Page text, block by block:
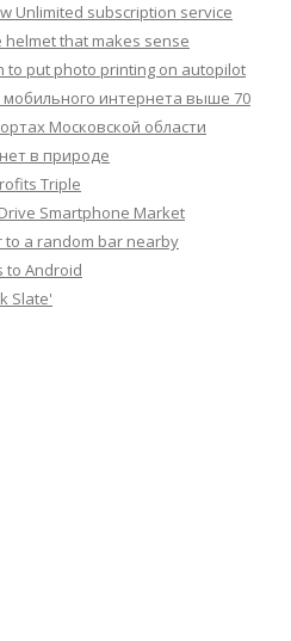
Unlimited subscription service
helmet that makes sense
to put photo printing on autopilot
мобильного интернета выше 70
Московской области
в природе
Triple
Smartphone Market
to a random bar nearby
to Android
Slate'